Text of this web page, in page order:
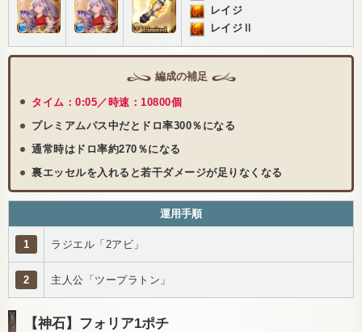
レイジ
レイジⅡ
編成の補足
タイム：0:05／時速：10800個
プレミアムパス中だとドロ率300％になる
通常時はドロ率約270％になる
裏エッセルを入れると若干ダメージが足りなくなる
運用手順
1 ラジエル「2アビ」
2 主人公「ツープラトン」
【神石】フォリア1ポチ